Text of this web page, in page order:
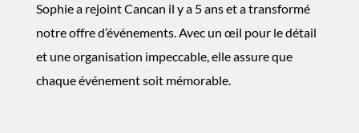
Sophie a rejoint Cancan il y a 5 ans et a transformé
notre offre d’événements. Avec un œil pour le détail
et une organisation impeccable, elle assure que
chaque événement soit mémorable.